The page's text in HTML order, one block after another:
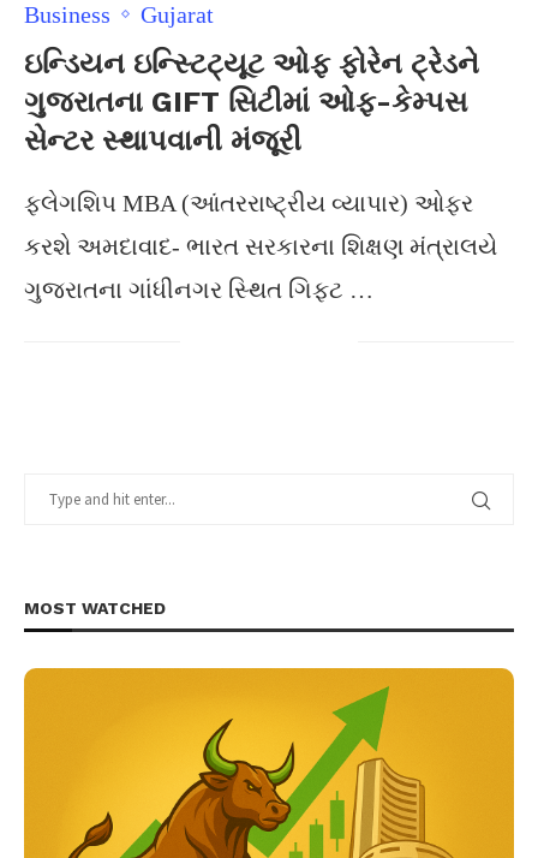
Business Gujarat
ઇન્ડિયન ઇન્સ્ટિટ્યૂટ ઓફ ફોરેન ટ્રેડને
ગુજરાતના GIFT સિટીમાં ઓફ-કેમ્પસ
સેન્ટર સ્થાપવાની મંજૂરી
ફ્લેગશિપ MBA (આંતરરાષ્ટ્રીય વ્યાપાર) ઓફર
કરશે અમદાવાદ- ભારત સરકારના શિક્ષણ મંત્રાલયે
ગુજરાતના ગાંધીનગર સ્થિત ગિફ્ટ …
MOST WATCHED